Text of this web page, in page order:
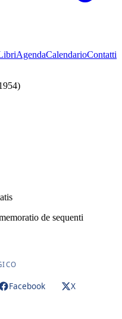
AgendaCalendarioContatti
de sequenti
Facebook
X